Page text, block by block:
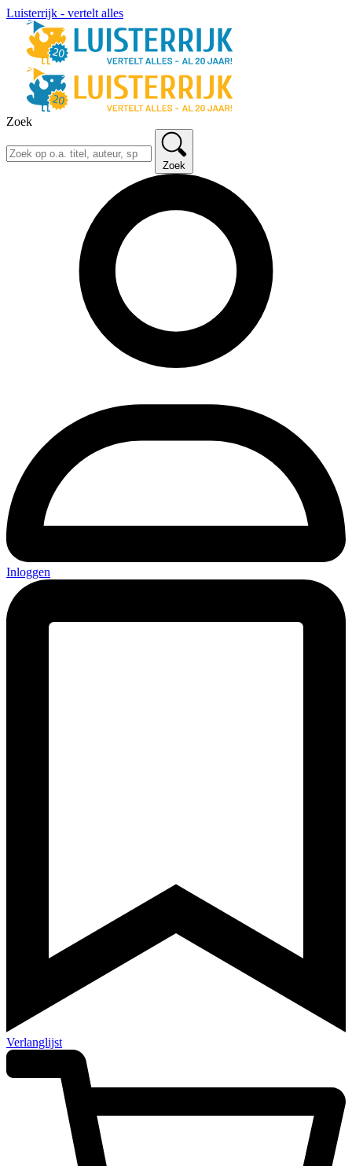
Luisterrijk - vertelt alles
Zoek
Zoek
Inloggen
Verlanglijst